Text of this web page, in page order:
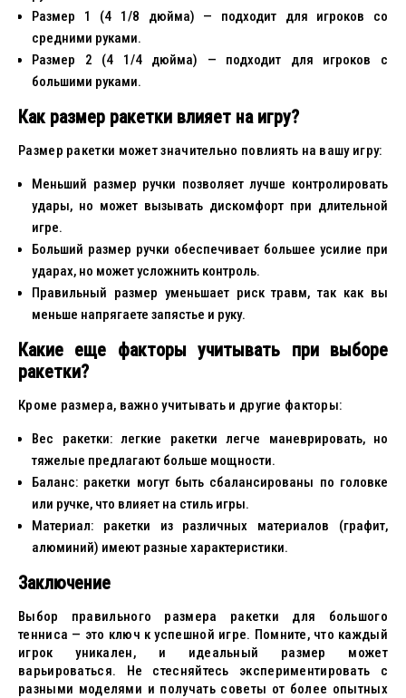
Размер 1 (4 1/8 дюйма) — подходит для игроков со
средними руками.
Размер 2 (4 1/4 дюйма) — подходит для игроков с
большими руками.
Как размер ракетки влияет на игру?
Размер ракетки может значительно повлиять на вашу игру:
Меньший размер ручки позволяет лучше контролировать
удары, но может вызывать дискомфорт при длительной
игре.
Больший размер ручки обеспечивает большее усилие при
ударах, но может усложнить контроль.
Правильный размер уменьшает риск травм, так как вы
меньше напрягаете запястье и руку.
Какие еще факторы учитывать при выборе
ракетки?
Кроме размера, важно учитывать и другие факторы:
Вес ракетки: легкие ракетки легче маневрировать, но
тяжелые предлагают больше мощности.
Баланс: ракетки могут быть сбалансированы по головке
или ручке, что влияет на стиль игры.
Материал: ракетки из различных материалов (графит,
алюминий) имеют разные характеристики.
Заключение
Выбор правильного размера ракетки для большого
тенниса — это ключ к успешной игре. Помните, что каждый
игрок уникален, и идеальный размер может
варьироваться. Не стесняйтесь экспериментировать с
разными моделями и получать советы от более опытных